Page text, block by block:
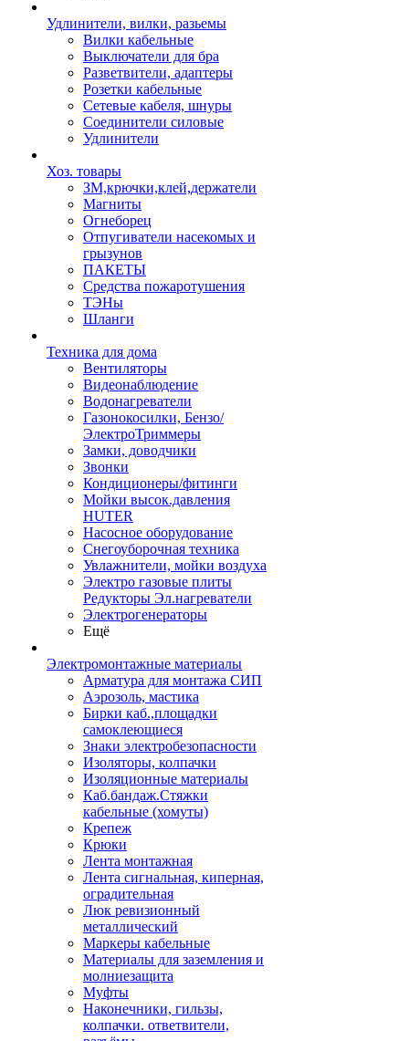
Удлинители, вилки, разьемы
Вилки кабельные
Выключатели для бра
Разветвители, адаптеры
Розетки кабельные
Сетевые кабеля, шнуры
Соединители силовые
Удлинители
Хоз. товары
ЗМ,крючки,клей,держатели
Магниты
Огнеборец
Отпугиватели насекомых и
грызунов
ПАКЕТЫ
Средства пожаротушения
ТЭНы
Шланги
Техника для дома
Вентиляторы
Видеонаблюдение
Водонагреватели
Газонокосилки, Бензо/
ЭлектроТриммеры
Замки, доводчики
Звонки
Кондиционеры/фитинги
Мойки высок.давления
HUTER
Насосное оборудование
Снегоуборочная техника
Увлажнители, мойки воздуха
Электро газовые плиты
Редукторы Эл.нагреватели
Электрогенераторы
Ещё
Электромонтажные материалы
Арматура для монтажа СИП
Аэрозоль, мастика
Бирки каб.,площадки
самоклеющиеся
Знаки электробезопасности
Изоляторы, колпачки
Изоляционные материалы
Каб.бандаж.Стяжки
кабельные (хомуты)
Крепеж
Крюки
Лента монтажная
Лента сигнальная, киперная,
оградительная
Люк ревизионный
металлический
Маркеры кабельные
Материалы для заземления и
молниезащита
Муфты
Наконечники, гильзы,
колпачки. ответвители,